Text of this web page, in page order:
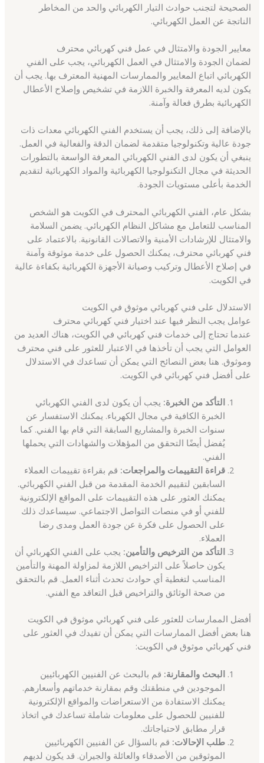
الصحيحة لتجنب حوادث التيار الكهربائي والحد من المخاطر
الناتجة عن العمل الكهربائي.
معايير الجودة والامتثال في عمل فني كهربائي محترف
لضمان الجودة والامتثال في العمل الكهربائي، يجب على الفني
الكهربائي اتباع المعايير والممارسات المهنية المعترف بها. يجب أن
يكون لديه المعرفة والخبرة اللازمة في تشخيص وإصلاح الأعطال
الكهربائية بطرق فعالة وآمنة.
بالإضافة إلى ذلك، يجب أن يستخدم الفني الكهربائي معدات ذات
جودة عالية وتكنولوجيا متقدمة لضمان الدقة والفعالية في العمل.
ينبغي أن يكون لدى الفني الكهربائي المعرفة الواسعة بالتطورات
الحديثة في مجال التكنولوجيا الكهربائية والمواد الكهربائية لتقديم
الخدمة بأعلى مستويات الجودة.
بشكل عام، الفني الكهربائي المحترف في الكويت هو الشخص
المناسب للتعامل مع مشاكل النظام الكهربائي. يضمن السلامة
والامتثال للإرشادات الأمنية والاتصالات القانونية. بالاعتماد على
فني كهربائي محترف، يمكنك الحصول على خدمة موثوقة وآمنة
في إصلاح الأعطال وتركيب وصيانة الأجهزة الكهربائية بكفاءة عالية
في الكويت.
الاستدلال على فني كهربائي موثوق في الكويت
عوامل يجب النظر فيها عند اختيار فني كهربائي محترف
عندما تحتاج إلى خدمات فني كهربائي في الكويت، هناك العديد من
العوامل التي يجب أن تأخذها في الاعتبار للعثور على فني محترف
وموثوق. هنا بعض النصائح التي يمكن أن تساعدك في الاستدلال
على أفضل فني كهربائي في الكويت.
التأكد من الخبرة: يجب أن يكون لدى الفني الكهربائي
الخبرة الكافية في مجال الكهرباء. يمكنك الاستفسار عن
سنوات الخبرة والمشاريع السابقة التي قام بها الفني. كما
يُفضل أيضًا التحقق من المؤهلات والشهادات التي يحملها
الفني.
قراءة التقييمات والمراجعات: قم بقراءة تقييمات العملاء
السابقين لتقييم الخدمة المقدمة من قبل الفني الكهربائي.
يمكنك العثور على هذه التقييمات على المواقع الإلكترونية
للفني أو في منصات التواصل الاجتماعي. سيساعدك ذلك
على الحصول على فكرة عن جودة العمل ومدى رضا
العملاء.
التأكد من الترخيص والتأمين: يجب على الفني الكهربائي أن
يكون حاصلاً على التراخيص اللازمة لمزاولة المهنة والتأمين
المناسب لتغطية أي حوادث تحدث أثناء العمل. قم بالتحقق
من صحة الوثائق والتراخيص قبل التعاقد مع الفني.
أفضل الممارسات للعثور على فني كهربائي موثوق في الكويت
هنا بعض أفضل الممارسات التي يمكن أن تفيدك في العثور على
فني كهربائي موثوق في الكويت:
البحث والمقارنة: قم بالبحث عن الفنيين الكهربائيين
الموجودين في منطقتك وقم بمقارنة خدماتهم وأسعارهم.
يمكنك الاستفادة من الاستعراضات والمواقع الإلكترونية
للفنيين للحصول على معلومات شاملة تساعدك في اتخاذ
قرار مطابق لاحتياجاتك.
طلب الإحالات: قم بالسؤال عن الفنيين الكهربائيين
الموثوقين من الأصدقاء والعائلة والجيران. قد يكون لديهم